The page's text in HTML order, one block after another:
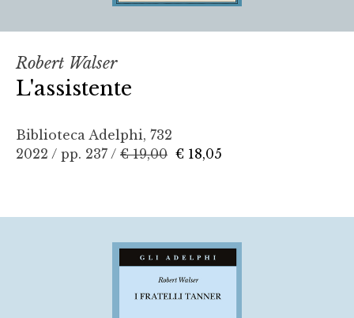
Robert Walser
L'assistente
Biblioteca Adelphi, 732
2022 / pp. 237 / € 19,00 € 18,05